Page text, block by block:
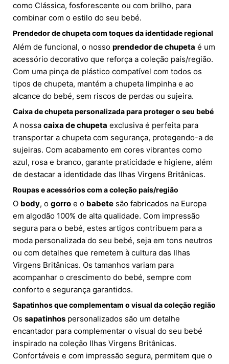
como Clássica, fosforescente ou com brilho, para
combinar com o estilo do seu bebé.
Prendedor de chupeta com toques da identidade regional
Além de funcional, o nosso prendedor de chupeta é um
acessório decorativo que reforça a coleção país/região.
Com uma pinça de plástico compatível com todos os
tipos de chupeta, mantém a chupeta limpinha e ao
alcance do bebé, sem riscos de perdas ou sujeira.
Caixa de chupeta personalizada para proteger o seu bebé
A nossa caixa de chupeta exclusiva é perfeita para
transportar a chupeta com segurança, protegendo-a de
sujeiras. Com acabamento em cores vibrantes como
azul, rosa e branco, garante praticidade e higiene, além
de destacar a identidade das Ilhas Virgens Britânicas.
Roupas e acessórios com a coleção país/região
O body, o gorro e o babete são fabricados na Europa
em algodão 100% de alta qualidade. Com impressão
segura para o bebé, estes artigos contribuem para a
moda personalizada do seu bebé, seja em tons neutros
ou com detalhes que remetem à cultura das Ilhas
Virgens Britânicas. Os tamanhos variam para
acompanhar o crescimento do bebé, sempre com
conforto e segurança garantidos.
Sapatinhos que complementam o visual da coleção região
Os sapatinhos personalizados são um detalhe
encantador para complementar o visual do seu bebé
inspirado na coleção Ilhas Virgens Britânicas.
Confortáveis e com impressão segura, permitem que o